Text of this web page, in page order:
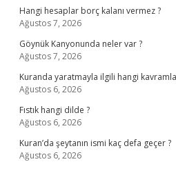
Hangi hesaplar borç kalanı vermez ?
Ağustos 7, 2026
Göynük Kanyonunda neler var ?
Ağustos 7, 2026
Kuranda yaratmayla ilgili hangi
Ağustos 6, 2026
Fıstık hangi dilde ?
Ağustos 6, 2026
Kuran’da şeytanın ismi kaç defa geçer ?
Ağustos 6, 2026